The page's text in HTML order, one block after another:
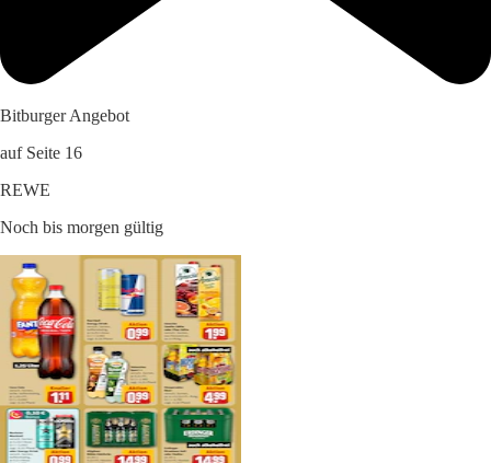
Bitburger Angebot
auf Seite 16
REWE
Noch bis morgen gültig